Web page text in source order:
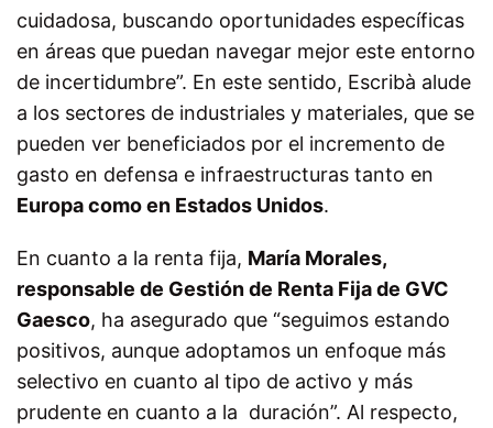
cuidadosa, buscando oportunidades específicas
en áreas que puedan navegar mejor este entorno
de incertidumbre”. En este sentido, Escribà alude
a los sectores de industriales y materiales, que se
pueden ver beneficiados por el incremento de
gasto en defensa e infraestructuras tanto en
Europa como en Estados Unidos.
En cuanto a la renta fija, María Morales,
responsable de Gestión de Renta Fija de GVC
Gaesco, ha asegurado que “seguimos estando
positivos, aunque adoptamos un enfoque más
selectivo en cuanto al tipo de activo y más
prudente en cuanto a la duración”. Al respecto,